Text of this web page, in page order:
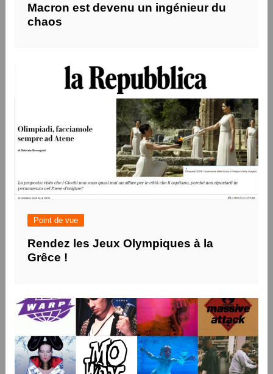
Macron est devenu un ingénieur du
chaos
Point de vue
Rendez les Jeux Olympiques à la
Grêce !